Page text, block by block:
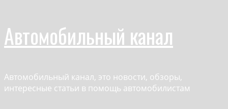
Перейти
к
содержимому
Автомобильный канал
Автомобильный канал, это новости, обзоры,
интересные статьи в помощь автомобилистам